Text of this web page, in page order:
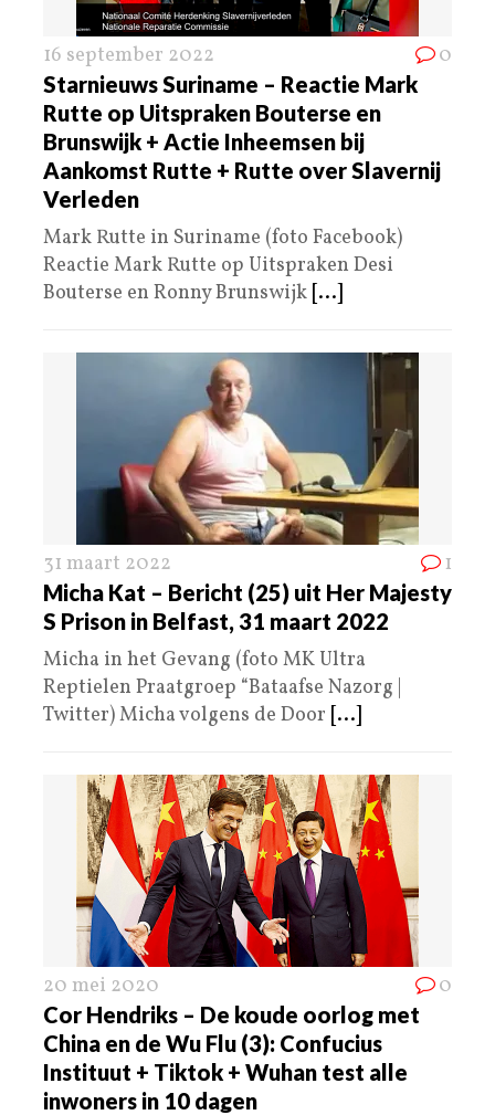
16 september 2022 0
Starnieuws Suriname – Reactie Mark
Rutte op Uitspraken Bouterse en
Brunswijk + Actie Inheemsen bij
Aankomst Rutte + Rutte over Slavernij
Verleden
Mark Rutte in Suriname (foto Facebook)
Reactie Mark Rutte op Uitspraken Desi
Bouterse en Ronny Brunswijk [...]
31 maart 2022 1
Micha Kat – Bericht (25) uit Her Majesty
S Prison in Belfast, 31 maart 2022
Micha in het Gevang (foto MK Ultra
Reptielen Praatgroep “Bataafse Nazorg |
Twitter) Micha volgens de Door [...]
20 mei 2020 0
Cor Hendriks – De koude oorlog met
China en de Wu Flu (3): Confucius
Instituut + Tiktok + Wuhan test alle
inwoners in 10 dagen